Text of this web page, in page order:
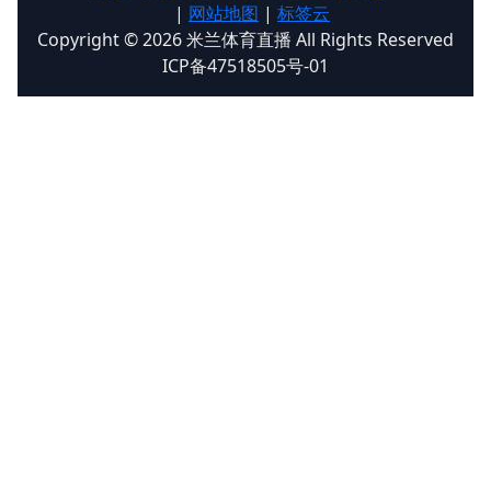
| 网站地图 | 标签云
Copyright © 2026 米兰体育直播 All Rights Reserved
ICP备47518505号-01